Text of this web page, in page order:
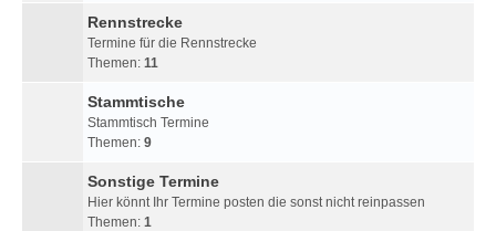
Rennstrecke
Termine für die Rennstrecke
Themen: 11
Stammtische
Stammtisch Termine
Themen: 9
Sonstige Termine
Hier könnt Ihr Termine posten die sonst nicht reinpassen
Themen: 1